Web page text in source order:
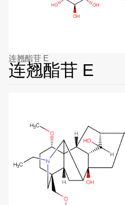
连翘酯苷 E
连翘酯苷 E